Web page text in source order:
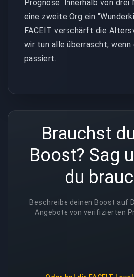
Prognose: Innerhalb von drei
eine zweite Org ein
FACEIT verschärft die
wir tun alle überrascht, wenn
passiert.
Brauchst
Boost? Sag
du
Beschreibe deinen Boost auf
Angebote von verifizierten